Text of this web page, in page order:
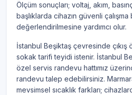
Ölçüm sonuçları; voltaj, akım,
başlıklarda cihazın güvenli çalışma
değerlendirilmesine yardımcı olur.
İstanbul Beşiktaş çevresinde çıkış
sokak tarifi teyidi istenir. İstanbul
özel servis randevu hattımız
randevu talep edebilirsiniz.
mevsimsel sıcaklık farkları;